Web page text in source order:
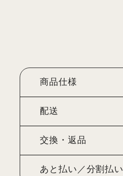
商品仕様
配送
交換・返品
あと払い／分割払い